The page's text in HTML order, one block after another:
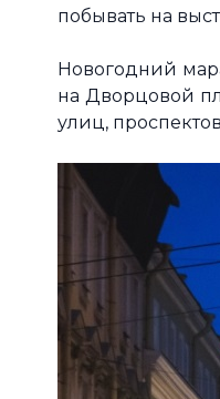
побывать на
Новогодний
на Дворцовой
улиц,